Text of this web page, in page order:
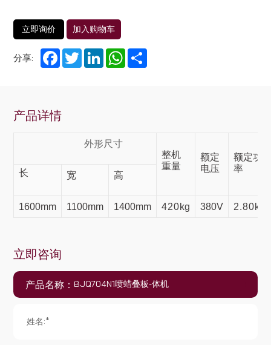
立即询价 加入购物车
分享: Facebook
TwitterLinkedInWhatsApp
产品详情
外形尺寸
整机
重量
额定
电压
额定功
率
长 宽 高
1600mm 1100mm 1400mm 420kg 380V 2.80kw
立即咨询
产品名称：